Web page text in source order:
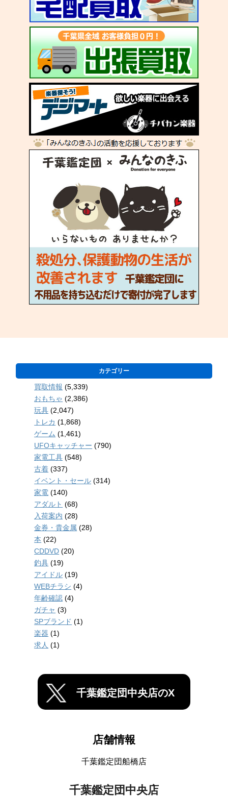
カテゴリー
買取情報 (5,339)
おもちゃ (2,386)
玩具 (2,047)
トレカ (1,868)
ゲーム (1,461)
UFOキャッチャー (790)
家電工具 (548)
古着 (337)
イベント・セール (314)
家電 (140)
アダルト (68)
入荷案内 (28)
金券・貴金属 (28)
本 (22)
CDDVD (20)
釣具 (19)
アイドル (19)
WEBチラシ (4)
年齢確認 (4)
ガチャ (3)
SPブランド (1)
楽器 (1)
求人 (1)
千葉鑑定団中央店のX
店舗情報
千葉鑑定団船橋店
千葉鑑定団中央店